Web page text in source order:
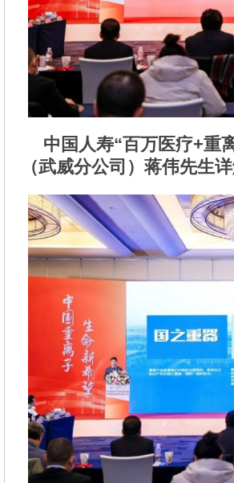
中国人寿“百万医疗+重
（武威分公司）蒋伟先生